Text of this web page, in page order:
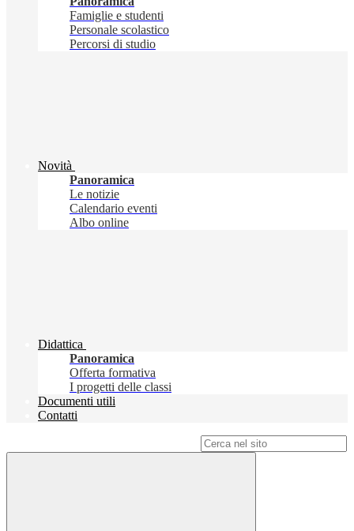
Famiglie e studenti
Personale scolastico
Percorsi di studio
Novità
Panoramica
Le notizie
Calendario eventi
Albo online
Didattica
Panoramica
Offerta formativa
I progetti delle classi
Documenti utili
Contatti